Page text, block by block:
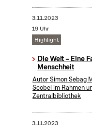
3.11.2023
19 Uhr
Highlight
Die Welt – Eine
Menschheit
Autor Simon Sebag
Scobel im Rahmen
Zentralbibliothek
3.11.2023